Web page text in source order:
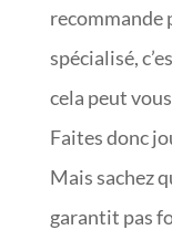
recommande
spécialisé,
cela peut
Faites donc
Mais sachez
garantit pas